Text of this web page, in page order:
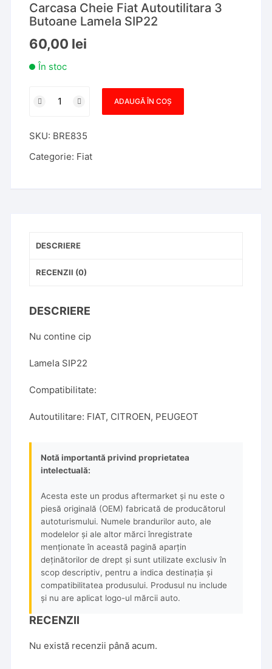
Carcasa Cheie Fiat Autoutilitara 3
Butoane Lamela SIP22
60,00 lei
În stoc
Carcasa
Fiat
Autoutilitara
ADAUGĂ ÎN COȘ
SKU: BRE835
Categorie: Fiat
DESCRIERE
RECENZII (0)
DESCRIERE
Nu contine cip
Lamela SIP22
Compatibilitate:
Autoutilitare: FIAT, CITROEN, PEUGEOT
Notă importantă privind proprietatea
intelectuală:
Acesta este un produs aftermarket și nu este o
piesă originală (OEM) fabricată de producătorul
autoturismului. Numele brandurilor auto, ale
modelelor și ale altor mărci înregistrate
menționate în această pagină aparțin
deținătorilor de drept și sunt utilizate exclusiv în
scop descriptiv, pentru a indica destinația și
compatibilitatea produsului. Produsul nu include
și nu are aplicat logo-ul mărcii auto.
RECENZII
Nu există recenzii până acum.